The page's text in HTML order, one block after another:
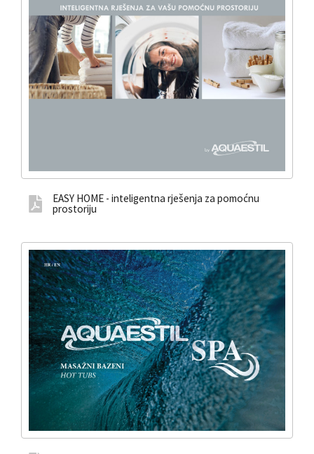
EASY HOME - inteligentna rješenja za pomoćnu
prostoriju